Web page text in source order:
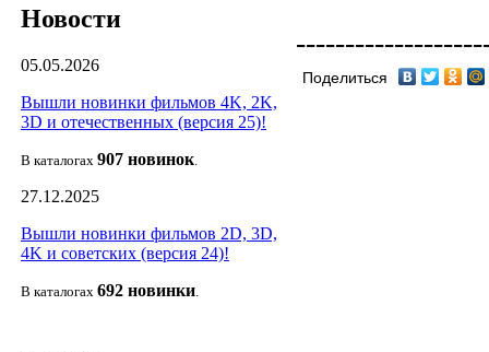
Новости
05.05.2026
Вышли новинки фильмов 4K, 2K,
3D и отечественных (версия 25)!
В каталогах 907 новинок.
27.12.2025
Вышли новинки фильмов 2D, 3D,
4K и советских (версия 24)!
В каталогах 692 новинки.
Поделиться